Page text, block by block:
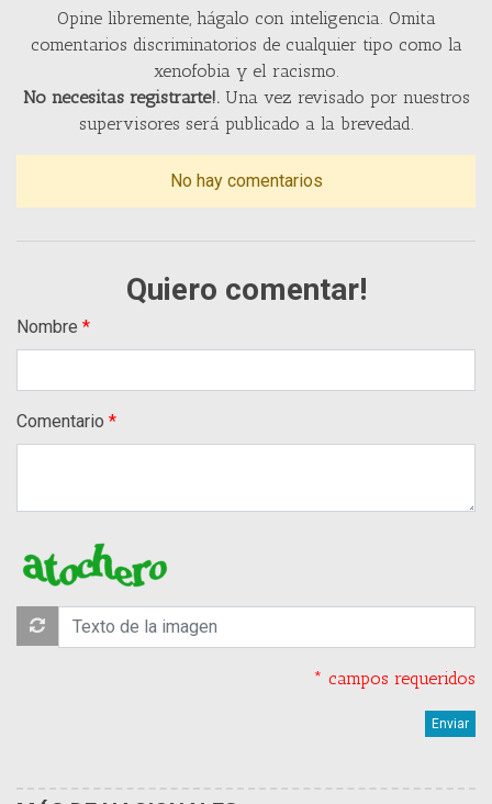
Opine libremente, hágalo con inteligencia. Omita
comentarios discriminatorios de cualquier tipo como la
xenofobia y el racismo.
No necesitas registrarte!.Una vez revisado por nuestros
supervisores será publicado a la brevedad.
No hay comentarios
Quiero comentar!
Nombre
Comentario
* campos requeridos